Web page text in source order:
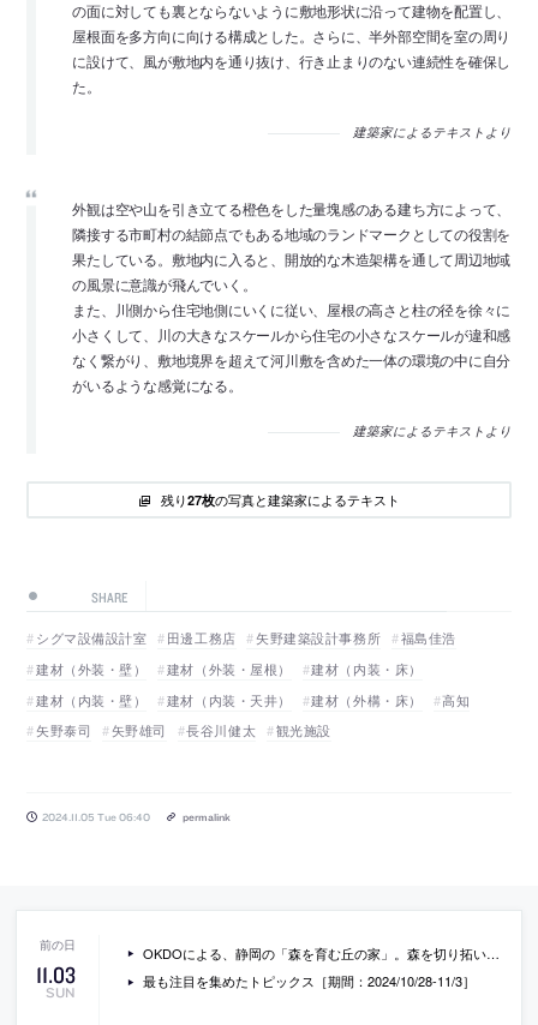
の面に対しても裏とならないように敷地形状に沿って建物を配置し、
屋根面を多方向に向ける構成とした。さらに、半外部空間を室の周り
に設けて、風が敷地内を通り抜け、行き止まりのない連続性を確保し
た。
建築家によるテキストより
外観は空や山を引き立てる橙色をした量塊感のある建ち方によって、
隣接する市町村の結節点でもある地域のランドマークとしての役割を
果たしている。敷地内に入ると、開放的な木造架構を通して周辺地域
の風景に意識が飛んでいく。
また、川側から住宅地側にいくに従い、屋根の高さと柱の径を徐々に
小さくして、川の大きなスケールから住宅の小さなスケールが違和感
なく繋がり、敷地境界を超えて河川敷を含めた一体の環境の中に自分
がいるような感覚になる。
建築家によるテキストより
残り27枚の写真と建築家によるテキスト
SHARE
シグマ設備設計室 田邊工務店 矢野建築設計事務所
福島佳浩
建材（外装・壁）
建材（外装・屋根）
建材（内装・床）
建材（内装・壁）
建材（内装・天井） 建材（外構・床）
高知
矢野泰司
矢野雄司 長谷川健太 観光施設
2024.11.05 Tue 06:40 permalink
11.03
SUN
OKDOによる、静岡の「森を育む丘の家」。森を切り拓いた新興街区での計画。地域の成長や豊かさにも寄与していく存在を目指し、敷地境界の内外を緩やかに接続する“丘のような”建築を考案。人と犬の快適な共存も意図して建築の内と外も曖昧にする
最も注目を集めたトピックス［期間：2024/10/28-11/3］